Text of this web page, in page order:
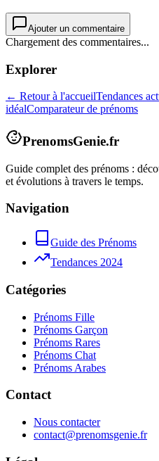
Ajouter un commentaire
Chargement des commentaires...
Explorer
← Retour à l'accueilTendances
idéalComparateur de prénoms
PrenomsGenie.fr
Guide complet des prénoms :
et évolutions à travers le temps.
Navigation
Guide des Prénoms
Tendances 2024
Catégories
Prénoms Fille
Prénoms Garçon
Prénoms Rares
Prénoms Chat
Prénoms Arabes
Contact
Nous contacter
contact@prenomsgenie.fr